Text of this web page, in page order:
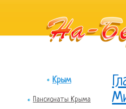
Крым
Пансионаты Крыма